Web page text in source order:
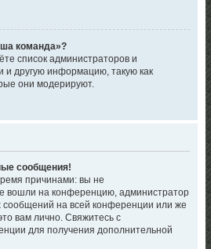
команда»?
список администраторов и
и другую информацию, такую как
они модерируют.
сообщения!
причинами: вы не
вошли на конференцию, администратор
сообщений на всей конференции или же
вам лично. Свяжитесь с
для получения дополнительной